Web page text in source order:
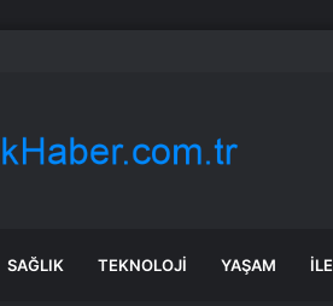
Vergi Gelirini Kuruttu
SAĞLIK TEKNOLOJI YAŞAM